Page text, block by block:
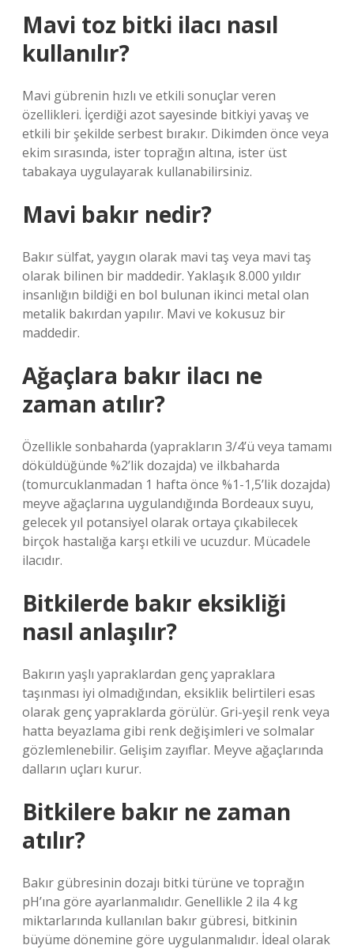
Mavi toz bitki ilacı nasıl
kullanılır?
Mavi gübrenin hızlı ve etkili sonuçlar veren
özellikleri. İçerdiği azot sayesinde bitkiyi yavaş ve
etkili bir şekilde serbest bırakır. Dikimden önce veya
ekim sırasında, ister toprağın altına, ister üst
tabakaya uygulayarak kullanabilirsiniz.
Mavi bakır nedir?
Bakır sülfat, yaygın olarak mavi taş veya mavi taş
olarak bilinen bir maddedir. Yaklaşık 8.000 yıldır
insanlığın bildiği en bol bulunan ikinci metal olan
metalik bakırdan yapılır. Mavi ve kokusuz bir
maddedir.
Ağaçlara bakır ilacı ne
zaman atılır?
Özellikle sonbaharda (yaprakların 3/4’ü veya tamamı
döküldüğünde %2’lik dozajda) ve ilkbaharda
(tomurcuklanmadan 1 hafta önce %1-1,5’lik dozajda)
meyve ağaçlarına uygulandığında Bordeaux suyu,
gelecek yıl potansiyel olarak ortaya çıkabilecek
birçok hastalığa karşı etkili ve ucuzdur. Mücadele
ilacıdır.
Bitkilerde bakır eksikliği
nasıl anlaşılır?
Bakırın yaşlı yapraklardan genç yapraklara
taşınması iyi olmadığından, eksiklik belirtileri esas
olarak genç yapraklarda görülür. Gri-yeşil renk veya
hatta beyazlama gibi renk değişimleri ve solmalar
gözlemlenebilir. Gelişim zayıflar. Meyve ağaçlarında
dalların uçları kurur.
Bitkilere bakır ne zaman
atılır?
Bakır gübresinin dozajı bitki türüne ve toprağın
pH’ına göre ayarlanmalıdır. Genellikle 2 ila 4 kg
miktarlarında kullanılan bakır gübresi, bitkinin
büyüme dönemine göre uygulanmalıdır. İdeal olarak